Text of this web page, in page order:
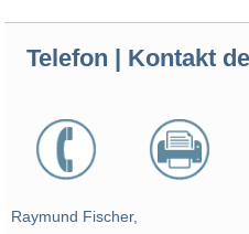
Telefon | Kontakt
Raymund Fischer,